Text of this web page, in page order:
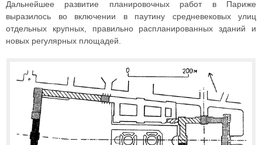
Дальнейшее развитие планировочных работ в Париже
выразилось во включении в паутину средневековых улиц
отдельных крупных, правильно распланированных зданий и
новых регулярных площадей.